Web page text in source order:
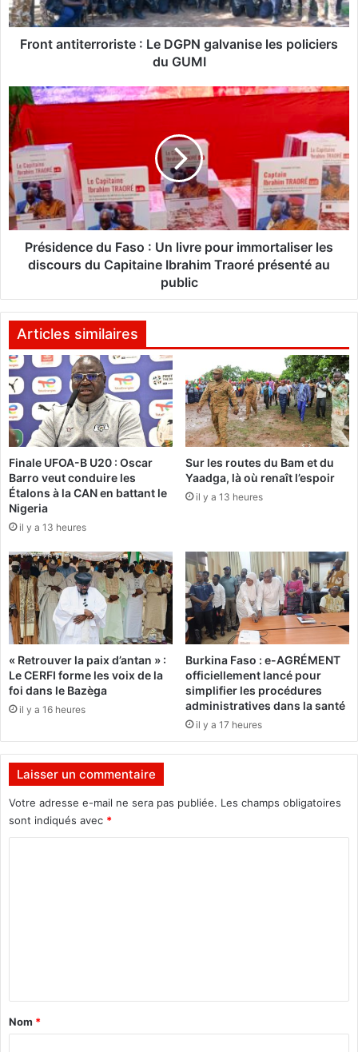
t
i
r
o
r
i
s
t
e
:
L
N
l
v
a
n
i
s
e
l
e
s
p
l
i
c
i
e
r
s
d
u
G
I
Front antiterroriste : Le DGPN galvanise les policiers
du GUMI
P
r
é
s
i
d
e
n
c
a
:
U
n
l
i
v
r
e
p
o
u
i
m
m
o
r
t
a
l
i
s
l
s
d
a
p
i
Présidence du Faso : Un livre pour immortaliser les
discours du Capitaine Ibrahim Traoré présenté au
public
Articles similaires
Finale UFOA-B U20 : Oscar
Barro veut conduire les
Étalons à la CAN en battant le
Nigeria
il y a 13 heures
Sur les routes du Bam et du
Yaadga, là où renaît l’espoir
il y a 13 heures
« Retrouver la paix d’antan » :
Le CERFI forme les voix de la
foi dans le Bazèga
il y a 16 heures
Burkina Faso : e-AGRÉMENT
officiellement lancé pour
simplifier les procédures
administratives dans la santé
il y a 17 heures
Laisser un commentaire
Votre adresse e-mail ne sera pas publiée. Les champs obligatoires
sont indiqués avec *
a
Nom *